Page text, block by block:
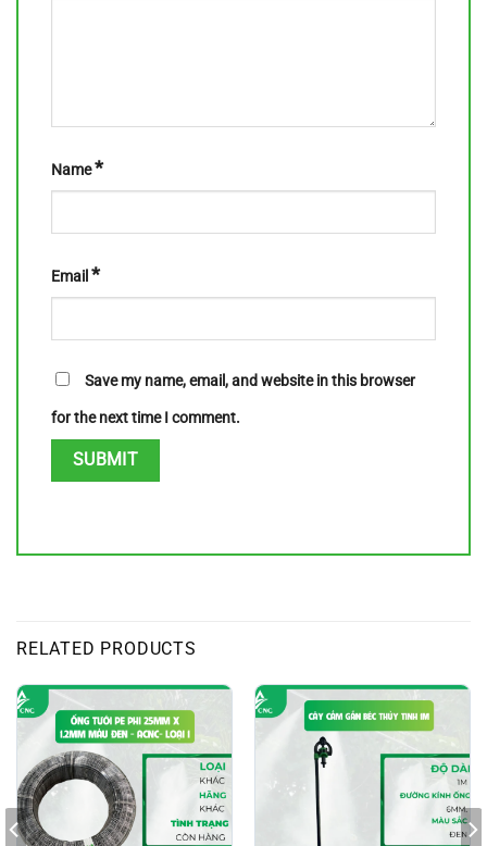
Name*
Email *
Save my name, email, and website in this browser
for the next time I comment.
RELATED PRODUCTS